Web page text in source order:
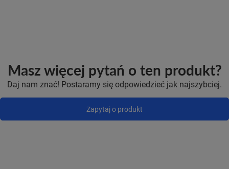
Masz więcej pytań o ten produkt?
Daj nam znać! Postaramy się odpowiedzieć jak najszybciej.
Zapytaj o produkt